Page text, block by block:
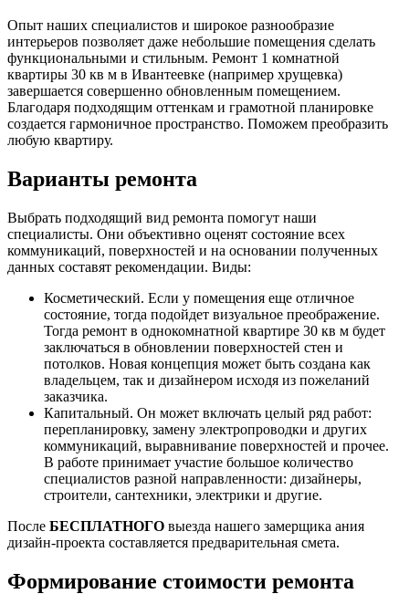
Опыт наших специалистов и широкое разнообразие
интерьеров позволяет даже небольшие помещения сделать
функциональными и стильным. Ремонт 1 комнатной
квартиры 30 кв м в Ивантеевке (например хрущевка)
завершается совершенно обновленным помещением.
Благодаря подходящим оттенкам и грамотной планировке
создается гармоничное пространство. Поможем преобразить
любую квартиру.
Варианты ремонта
Выбрать подходящий вид ремонта помогут наши
специалисты. Они объективно оценят состояние всех
коммуникаций, поверхностей и на основании полученных
данных составят рекомендации. Виды:
Косметический. Если у помещения еще отличное
состояние, тогда подойдет визуальное преображение.
Тогда ремонт в однокомнатной квартире 30 кв м будет
заключаться в обновлении поверхностей стен и
потолков. Новая концепция может быть создана как
владельцем, так и дизайнером исходя из пожеланий
заказчика.
Капитальный. Он может включать целый ряд работ:
перепланировку, замену электропроводки и других
коммуникаций, выравнивание поверхностей и прочее.
В работе принимает участие большое количество
специалистов разной направленности: дизайнеры,
строители, сантехники, электрики и другие.
После БЕСПЛАТНОГО выезда нашего замерщика ания
дизайн-проекта составляется предварительная смета.
Формирование стоимости ремонта